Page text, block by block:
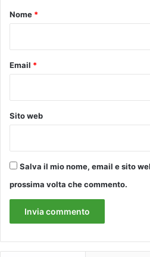
e
a
s
o
l
t
a
m
n
t
r
e
t
r
e
v
e
n
o
Nome *
Email *
Sito web
Salva il mio nome, email e sito
prossima volta che commento.